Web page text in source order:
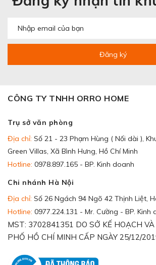
Đăng ký
CÔNG TY TNHH ORRO HOME
Trụ sở văn phòng
Địa chỉ: Số 21 - 23 Phạm Hùng ( Nối dài ),
Green Villas, Xã Bình Hưng, Hồ Chí Minh
Hotline: 0978.897.165 - BP. Kinh doanh
Chi nhánh Hà Nội
Địa chỉ: Số 26 Ngách 94 Ngõ 42 Thịnh Liệt,
Hotline: 0977.224.131 - Mr. Cường - BP. Kinh
MST: 3702841351 DO SỞ KẾ HOẠCH
PHỐ HỒ CHÍ MINH CẤP NGÀY 25/12/